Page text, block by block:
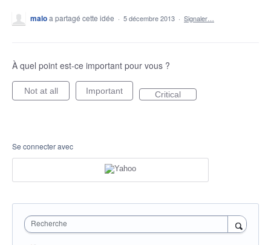
maloa partagé cette idée · 5 décembre 2013 · Signaler…
À quel point est-ce important pour vous ?
Not at all Important Critical
Se connecter avec
Recherche